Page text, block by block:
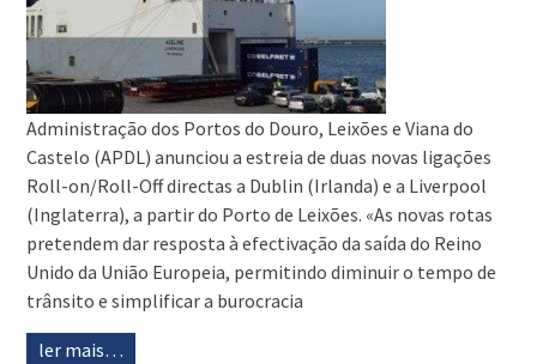
Administração dos Portos do Douro, Leixões e Viana do
Castelo (APDL) anunciou a estreia de duas novas ligações
Roll-on/Roll-Off directas a Dublin (Irlanda) e a Liverpool
(Inglaterra), a partir do Porto de Leixões. «As novas rotas
pretendem dar resposta à efectivação da saída do Reino
Unido da União Europeia, permitindo diminuir o tempo de
trânsito e simplificar a burocracia
ler mais…